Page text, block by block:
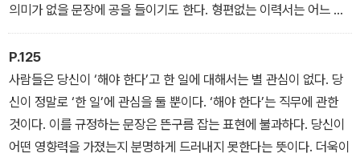
의미가 없을 문장에 공을 들이기도 한다. 형편없는 이력서는 어느 직
업에나 달갑지 않겠지만, 제품 관리 역할에서는 더욱더 푸대접을 받
는다. 소통 능력이 매우 중요한 PM에게 이력서는 이 소통 능력을 입
증하는 대단히 명료한 방법이기 때문이다.
P.125
사람들은 당신이 ‘해야 한다’고 한 일에 대해서는 별 관심이 없다. 당
신이 정말로 ‘한 일’에 관심을 둘 뿐이다. ‘해야 한다’는 직무에 관한
것이다. 이를 규정하는 문장은 뜬구름 잡는 표현에 불과하다. 당신이
어떤 영향력을 가졌는지 분명하게 드러내지 못한다는 뜻이다. 더욱이